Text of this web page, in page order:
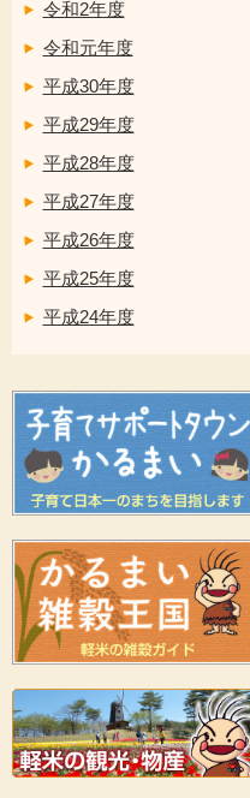
令和2年度
令和元年度
平成30年度
平成29年度
平成28年度
平成27年度
平成26年度
平成25年度
平成24年度